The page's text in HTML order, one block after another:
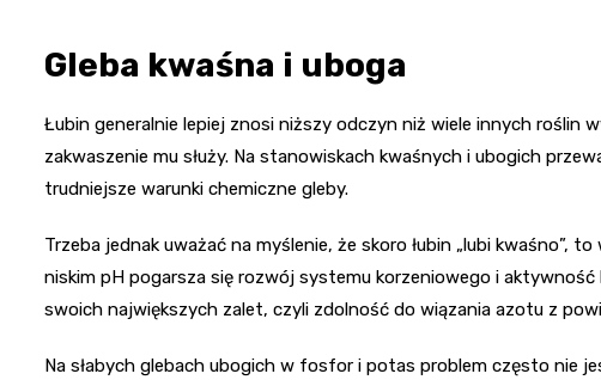
Gleba kwaśna i uboga
Łubin generalnie lepiej znosi niższy odczyn niż wiele innych roślin
zakwaszenie mu służy. Na stanowiskach kwaśnych i ubogich
trudniejsze warunki chemiczne gleby.
Trzeba jednak uważać na myślenie, że skoro łubin „lubi kwaśno”,
niskim pH pogarsza się rozwój systemu korzeniowego i
swoich największych zalet, czyli zdolność do wiązania azotu z
Na słabych glebach ubogich w fosfor i potas problem często nie